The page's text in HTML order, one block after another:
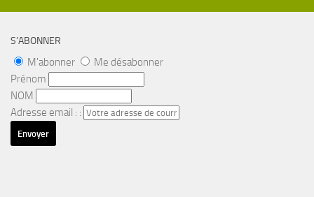
S’ABONNER
M'abonner
Me désabonner
Prénom
NOM
Adresse email : :